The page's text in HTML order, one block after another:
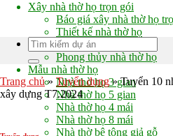
Xây nhà thờ họ trọn gói
Báo giá xây nhà thờ họ
Thiết kế nhà thờ họ
Chi phí xây nhà thờ họ
Phong thủy nhà thờ họ
Mẫu nhà thờ họ
Nhà thờ họ 3 gian
Nhà thờ họ 5 gian
Nhà thờ họ 4 mái
Nhà thờ họ 8 mái
Nhà thờ bê tông giả gỗ
Trang chủ» Tuyển dụng»Tuyển 10
xây dựng T7.2024